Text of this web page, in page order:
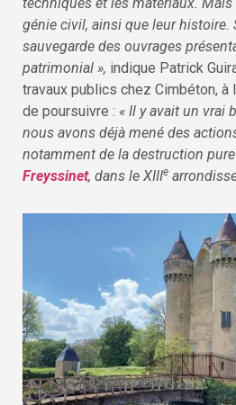
génie civil, ainsi que leur histoire.
sauvegarde des ouvrages
patrimonial », indique Patrick
travaux publics chez Cimbéton, à
de poursuivre : « Il y avait un vrai
nous avons déjà mené des
notamment de la destruction
Freyssinet, dans le XIIIe